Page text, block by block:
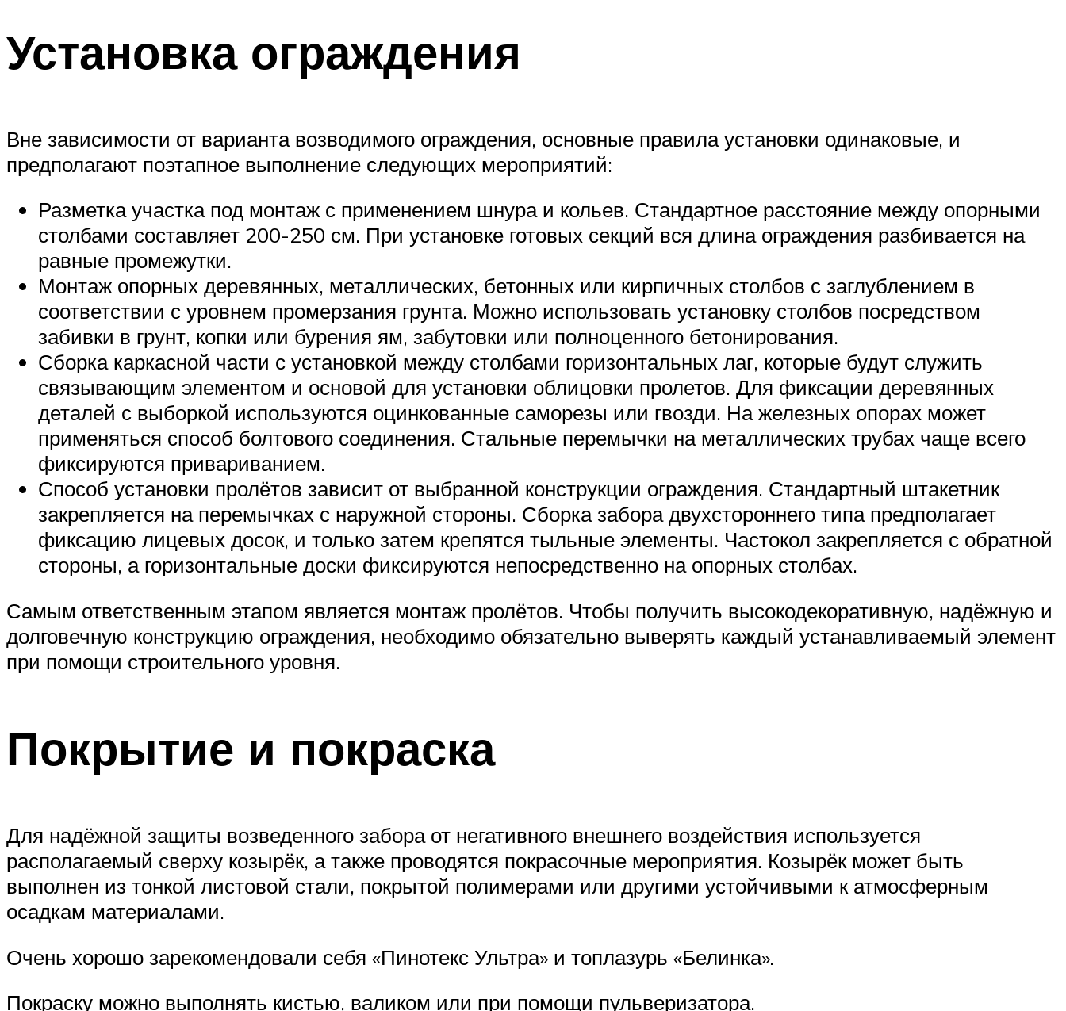
Установка ограждения
Вне зависимости от варианта возводимого ограждения, основные правила установки одинаковые, и
предполагают поэтапное выполнение следующих мероприятий:
Разметка участка под монтаж с применением шнура и кольев. Стандартное расстояние между опорными
столбами составляет 200-250 см. При установке готовых секций вся длина ограждения разбивается на
равные промежутки.
Монтаж опорных деревянных, металлических, бетонных или кирпичных столбов с заглублением в
соответствии с уровнем промерзания грунта. Можно использовать установку столбов посредством
забивки в грунт, копки или бурения ям, забутовки или полноценного бетонирования.
Сборка каркасной части с установкой между столбами горизонтальных лаг, которые будут служить
связывающим элементом и основой для установки облицовки пролетов. Для фиксации деревянных
деталей с выборкой используются оцинкованные саморезы или гвозди. На железных опорах может
применяться способ болтового соединения. Стальные перемычки на металлических трубах чаще всего
фиксируются привариванием.
Способ установки пролётов зависит от выбранной конструкции ограждения. Стандартный штакетник
закрепляется на перемычках с наружной стороны. Сборка забора двухстороннего типа предполагает
фиксацию лицевых досок, и только затем крепятся тыльные элементы. Частокол закрепляется с обратной
стороны, а горизонтальные доски фиксируются непосредственно на опорных столбах.
Самым ответственным этапом является монтаж пролётов. Чтобы получить высокодекоративную, надёжную и
долговечную конструкцию ограждения, необходимо обязательно выверять каждый устанавливаемый элемент
при помощи строительного уровня.
Покрытие и покраска
Для надёжной защиты возведенного забора от негативного внешнего воздействия используется
располагаемый сверху козырёк, а также проводятся покрасочные мероприятия. Козырёк может быть
выполнен из тонкой листовой стали, покрытой полимерами или другими устойчивыми к атмосферным
осадкам материалами.
Очень хорошо зарекомендовали себя «Пинотекс Ультра» и топлазурь «Белинка».
Покраску можно выполнять кистью, валиком или при помощи пульверизатора.